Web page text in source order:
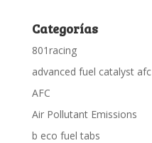
Categorías
801racing
advanced fuel catalyst afc
AFC
Air Pollutant Emissions
b eco fuel tabs